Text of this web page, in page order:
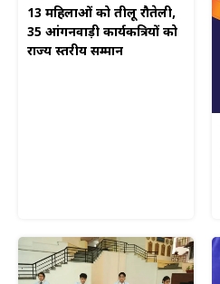
13 महिलाओं को तीलू रौतेली,
35 आंगनवाड़ी कार्यकत्रियों को
राज्य स्तरीय सम्मान